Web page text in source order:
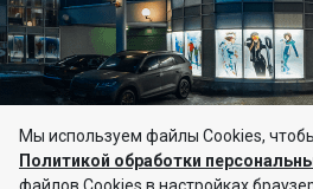
© 10баллов, 2006–2026
Мы используем файлы Сookies,
Политикой обработки